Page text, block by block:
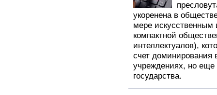
укоренена в
мере искусственным
компактной
интеллектуалов),
счет доминирования
учреждениях, но
государства.